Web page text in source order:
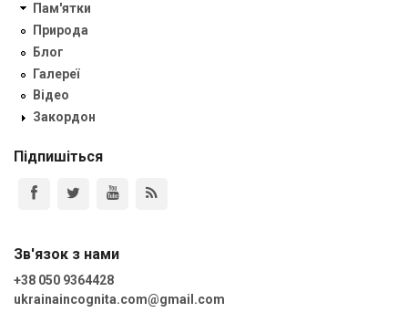
Пам'ятки
Природа
Блог
Галереї
Відео
Закордон
Підпишіться
Зв'язок з нами
+38 050 9364428
ukrainaincognita.com@gmail.com